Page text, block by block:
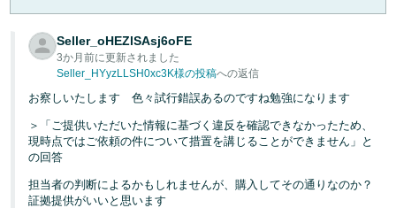
Seller_oHEZlSAsj6oFE
3か月前に更新されました
Seller_HYyzLLSH0xc3K様の投稿への返信
お察しいたします 色々試行錯誤あるのですね勉強になります
＞「ご提供いただいた情報に基づく違反を確認できなかったため、
現時点ではご依頼の件について措置を講じることができません」と
の回答
担当者の判断によるかもしれませんが、購入してその通りなのか？
証拠提供がいいと思います